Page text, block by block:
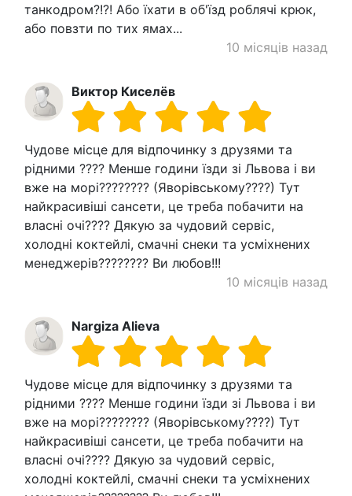
танкодром?!?! Або їхати в об'їзд роблячі крюк,
або повзти по тих ямах...
10 місяців назад
Виктор Киселёв
Чудове місце для відпочинку з друзями та
рідними ???? Менше години їзди зі Львова і ви
вже на морі???????? (Яворівському????) Тут
найкрасивіші сансети, це треба побачити на
власні очі???? Дякую за чудовий сервіс,
холодні коктейлі, смачні снеки та усміхнених
менеджерів???????? Ви любов!!!
10 місяців назад
Nargiza Alieva
Чудове місце для відпочинку з друзями та
рідними ???? Менше години їзди зі Львова і ви
вже на морі???????? (Яворівському????) Тут
найкрасивіші сансети, це треба побачити на
власні очі???? Дякую за чудовий сервіс,
холодні коктейлі, смачні снеки та усміхнених